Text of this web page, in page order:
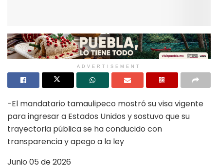
ADVERTISEMENT
-El mandatario tamaulipeco mostró su visa vigente
para ingresar a Estados Unidos y sostuvo que su
trayectoria pública se ha conducido con
transparencia y apego a la ley
Junio 05 de 2026